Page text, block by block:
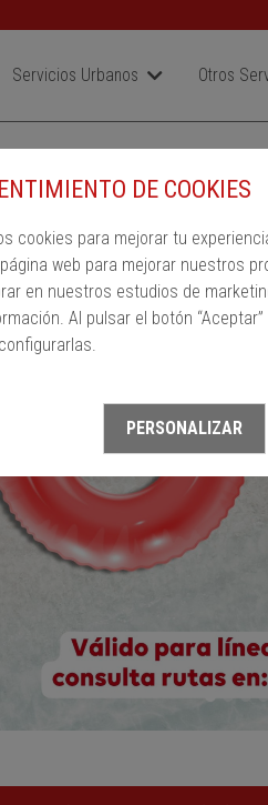
DE COOKIES
cookies para mejorar tu
web para mejorar nuestros
en nuestros estudios de
Al pulsar el botón
PERSONALIZAR
Servicios Urbanos Otros
Estación de llegada